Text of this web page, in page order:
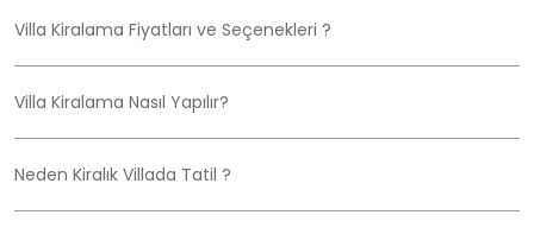
Villa Kiralama Fiyatları ve Seçenekleri ?
Villa Kiralama Nasıl Yapılır?
Neden Kiralık Villada Tatil ?